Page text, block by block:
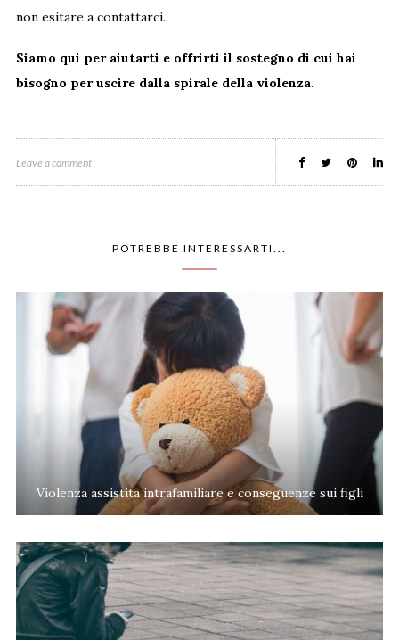
non esitare a contattarci.
Siamo qui per aiutarti e offrirti il sostegno di cui hai
bisogno per uscire dalla spirale della violenza.
Leave a comment
POTREBBE INTERESSARTI...
Violenza assistita intrafamiliare e conseguenze sui figli